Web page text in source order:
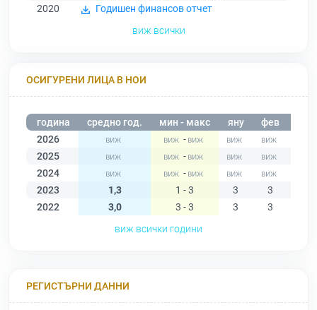
2020
Годишен финансов отчет
виж всички
ОСИГУРЕНИ ЛИЦА В НОИ
година средно год. мин - макс яну фев
2026
-
2025
-
2024
-
2023
1,3 1 - 3 3 3
2022
3,0 3 - 3 3 3
виж всички години
РЕГИСТЪРНИ ДАННИ